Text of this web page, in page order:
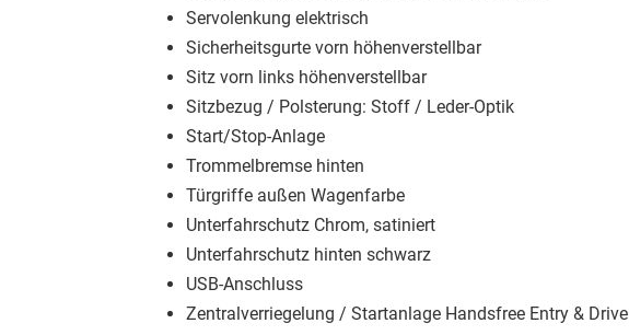
Servolenkung elektrisch
Sicherheitsgurte vorn höhenverstellbar
Sitz vorn links höhenverstellbar
Sitzbezug / Polsterung: Stoff / Leder-Optik
Start/Stop-Anlage
Trommelbremse hinten
Türgriffe außen Wagenfarbe
Unterfahrschutz Chrom, satiniert
Unterfahrschutz hinten schwarz
USB-Anschluss
Zentralverriegelung / Startanlage Handsfree Entry & Drive